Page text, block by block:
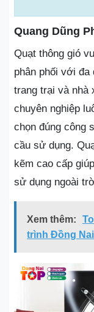
Quang Dũng
Quạt thông gió
phân phối với đa
trang trại và nhà
chuyên nghiệp
chọn đúng công
cầu sử dụng.
kẽm cao cấp
sử dụng ngoài
Xem thêm:
trình Đồng